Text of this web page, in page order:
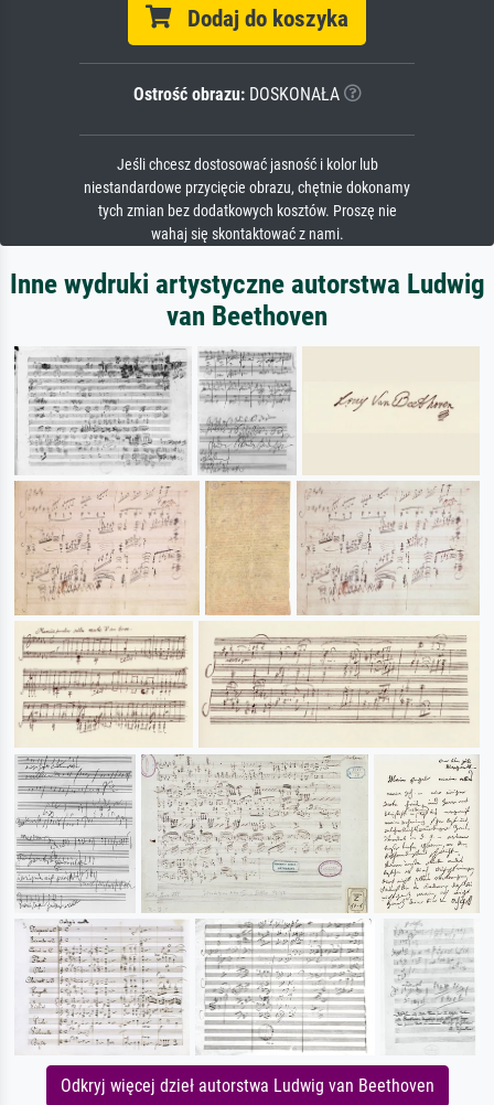
Dodaj do koszyka
Ostrość obrazu:DOSKONAŁA
Jeśli chcesz dostosować jasność i kolor lub
niestandardowe przycięcie obrazu, chętnie dokonamy
tych zmian bez dodatkowych kosztów. Proszę nie
wahaj się skontaktować z nami.
Inne wydruki artystyczne autorstwa Ludwig
van Beethoven
Odkryj więcej dzieł autorstwa Ludwig van Beethoven